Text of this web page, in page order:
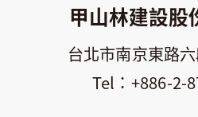
甲山林建設股
台北市南京東路
+886-2-